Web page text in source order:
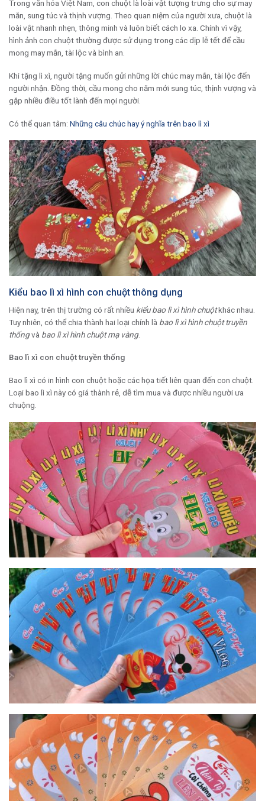
Trong văn hóa Việt Nam, con chuột là loài vật tượng trưng cho sự may
mắn, sung túc và thịnh vượng. Theo quan niệm của người xưa, chuột là
loài vật nhanh nhẹn, thông minh và luôn biết cách lo xa. Chính vì vậy,
hình ảnh con chuột thường được sử dụng trong các dịp lễ tết để cầu
mong may mắn, tài lộc và bình an.
Khi tặng lì xì, người tặng muốn gửi những lời chúc may mắn, tài lộc đến
người nhận. Đồng thời, cầu mong cho năm mới sung túc, thịnh vượng và
gặp nhiều điều tốt lành đến mọi người.
Có thể quan tâm: Những câu chúc hay ý nghĩa trên bao lì xì
Kiểu bao lì xì hình con chuột thông dụng
Hiện nay, trên thị trường có rất nhiều kiểu bao lì xì hình chuộtkhác nhau.
Tuy nhiên, có thể chia thành hai loại chính là bao lì xì hình chuột truyền
thốngvà bao lì xì hình chuột mạ vàng.
Bao lì xì con chuột truyền thống
Bao lì xì có in hình con chuột hoặc các họa tiết liên quan đến con chuột.
Loại bao lì xì này có giá thành rẻ, dễ tìm mua và được nhiều người ưa
chuộng.